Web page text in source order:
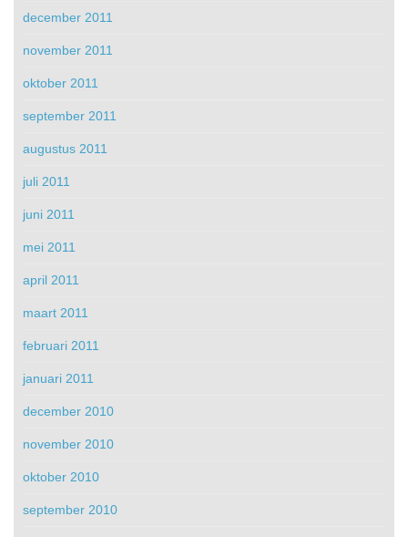
december 2011
november 2011
oktober 2011
september 2011
augustus 2011
juli 2011
juni 2011
mei 2011
april 2011
maart 2011
februari 2011
januari 2011
december 2010
november 2010
oktober 2010
september 2010